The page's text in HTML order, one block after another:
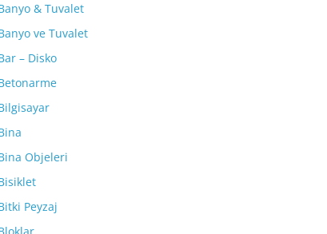
& Tuvalet
ve Tuvalet
– Disko
Objeleri
Peyzaj